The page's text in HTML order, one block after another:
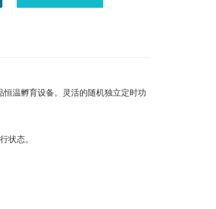
温孵育设备。灵活的随机独立定时功
状态。